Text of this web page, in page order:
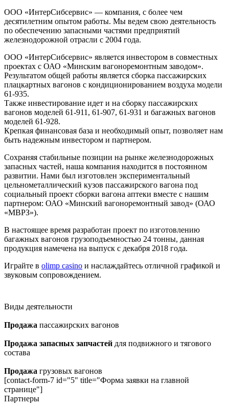
ООО «ИнтерСибcервис» — компания, с более чем
десятилетним опытом работы. Мы ведем свою деятельность
по обеспечению запасными частями предприятий
железнодорожной отрасли с 2004 года.
ООО «ИнтерСибсервис» является инвестором в совместных
проектах с ОАО «Минским вагоноремонтным заводом».
Результатом общей работы является сборка пассажирских
плацкартных вагонов с кондиционированием воздуха модели
61-935.
Также инвестирование идет и на сборку пассажирских
вагонов моделей 61-911, 61-907, 61-931 и багажных вагонов
моделей 61-928.
Крепкая финансовая база и необходимый опыт, позволяет нам
быть надежным инвестором и партнером.
Сохраняя стабильные позиции на рынке железнодорожных
запасных частей, наша компания находится в постоянном
развитии. Нами был изготовлен экспериментальный
цельнометаллический кузов пассажирского вагона под
социальный проект сборки вагона аптеки вместе с нашим
партнером: ОАО «Минский вагоноремонтный завод» (ОАО
«МВРЗ»).
В настоящее время разработан проект по изготовлению
багажных вагонов грузоподъемностью 24 тонны, данная
продукция намечена на выпуск с декабря 2018 года.
Играйте в olimp casino и наслаждайтесь отличной графикой и
звуковым сопровождением.
Виды деятельности
Продажа пассажирских вагонов
Продажа запасных запчастей для подвижного и тягового
состава
Продажа грузовых вагонов
[contact-form-7 id="5" title="Форма заявки на главной
странице"]
Партнеры